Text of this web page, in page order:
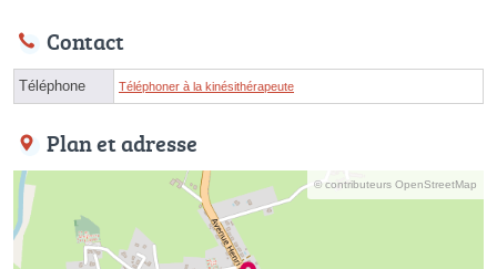
Contact
Téléphone Téléphoner à la kinésithérapeute
Plan et adresse
© contributeurs OpenStreetMap